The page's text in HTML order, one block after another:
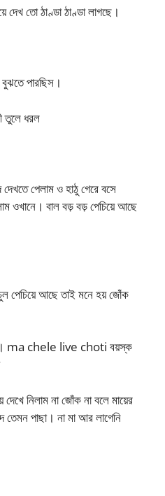
দেখ তো ঠাণ্ডা ঠাণ্ডা লাগছে।
পারছিস।
তুলে ধরল
পেলাম ও হাঠু গেরে বসে
ওখানে। বাল বড় বড় পেচিয়ে আছে
পেচিয়ে আছে তাই মনে হয় জোঁক
ma chele live choti বয়স্ক
নিলাম না জোঁক না বলে মায়ের
তেমন পাছা। না মা আর লাগেনি